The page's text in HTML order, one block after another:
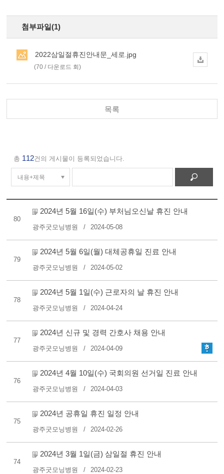
첨부파일(1)
2022삼일절휴진안내문_세로.jpg
(70 / 다운로드 회)
목록
총 112건의 게시물이 등록되었습니다.
80
2024년 5월 16일(수) 부처님오신날 휴진 안내
광주굿모닝병원 2024-05-08
79
2024년 5월 6일(월) 대체공휴일 진료 안내
광주굿모닝병원 2024-05-02
78
2024년 5월 1일(수) 근로자의 날 휴진 안내
광주굿모닝병원 2024-04-24
77
2024년 신규 및 경력 간호사 채용 안내
광주굿모닝병원 2024-04-09
76
2024년 4월 10일(수) 국회의원 선거일 진료 안내
광주굿모닝병원 2024-04-03
75
2024년 공휴일 휴진 일정 안내
광주굿모닝병원 2024-02-26
74
2024년 3월 1일(금) 삼일절 휴진 안내
광주굿모닝병원 2024-02-23